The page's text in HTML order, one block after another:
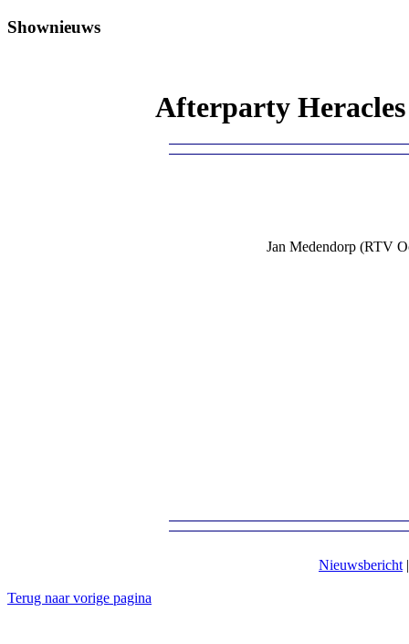
Shownieuws
Afterparty
Jan Medendorp (RTV
Nieuwsbericht
Terug naar vorige pagina